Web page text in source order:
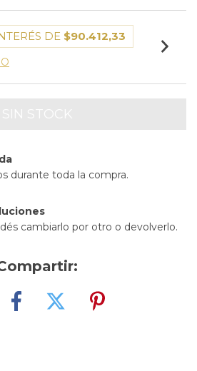
DE $90.412,33
durante toda la compra.
cambiarlo por otro o devolverlo.